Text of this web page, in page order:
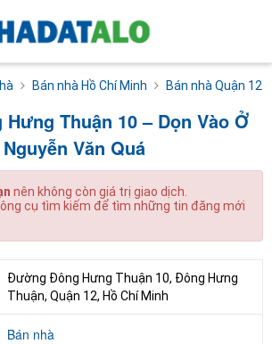
Bán nhà Hồ Chí Minh Bán nhà Quận 12
Thuận 10 – Dọn Vào Ở
Văn Quá
nên không còn giá trị giao dịch.
cụ tìm kiếm để tìm những tin đăng mới
Đường Đông Hưng Thuận 10, Đông Hưng
Thuận, Quận 12, Hồ Chí Minh
Bán nhà